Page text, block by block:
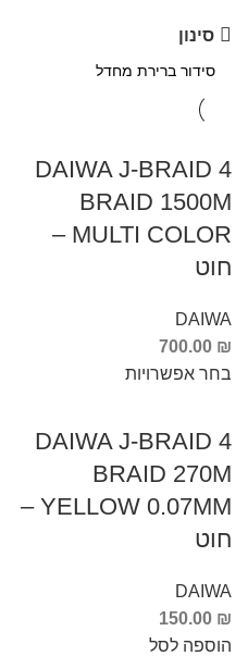
סינון
DAIWA J-BRAID 4
BRAID 1500M
MULTI COLOR –
חוט
DAIWA
700.00 ₪
בחר אפשרויות
DAIWA J-BRAID 4
BRAID 270M
YELLOW 0.07MM –
חוט
DAIWA
150.00 ₪
הוספה לסל